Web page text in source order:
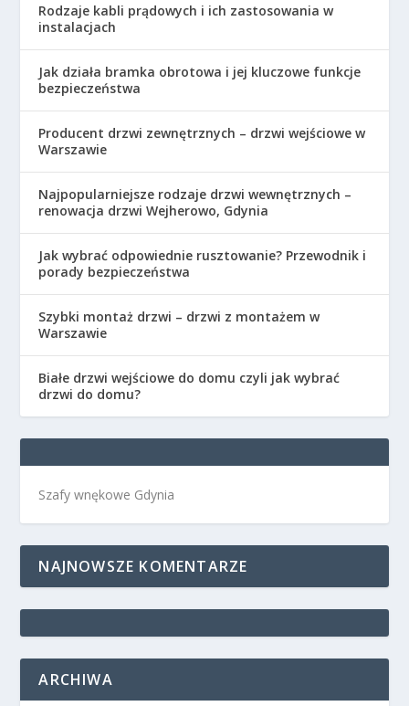
Rodzaje kabli prądowych i ich zastosowania w
instalacjach
Jak działa bramka obrotowa i jej kluczowe funkcje
bezpieczeństwa
Producent drzwi zewnętrznych – drzwi wejściowe w
Warszawie
Najpopularniejsze rodzaje drzwi wewnętrznych –
renowacja drzwi Wejherowo, Gdynia
Jak wybrać odpowiednie rusztowanie? Przewodnik i
porady bezpieczeństwa
Szybki montaż drzwi – drzwi z montażem w
Warszawie
Białe drzwi wejściowe do domu czyli jak wybrać
drzwi do domu?
Szafy wnękowe Gdynia
NAJNOWSZE KOMENTARZE
ARCHIWA